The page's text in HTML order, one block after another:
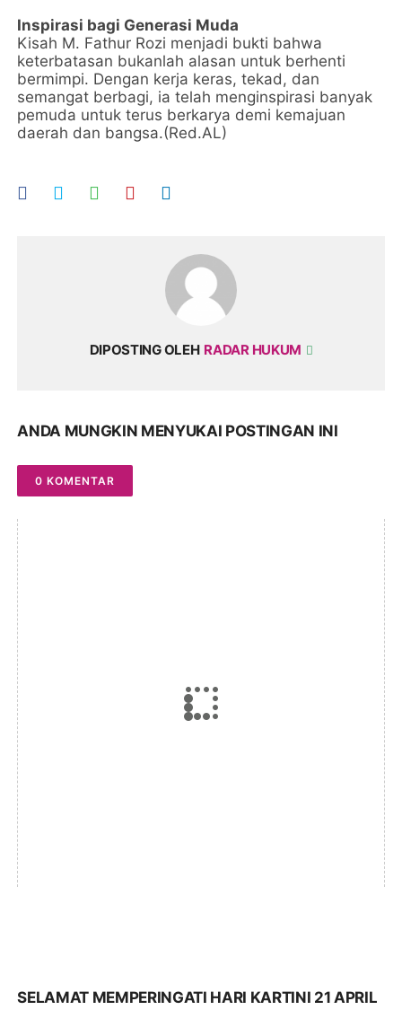
Inspirasi bagi Generasi Muda
Kisah M. Fathur Rozi menjadi bukti bahwa
keterbatasan bukanlah alasan untuk berhenti
bermimpi. Dengan kerja keras, tekad, dan
semangat berbagi, ia telah menginspirasi banyak
pemuda untuk terus berkarya demi kemajuan
daerah dan bangsa.(Red.AL)
DIPOSTING OLEH RADAR HUKUM
ANDA MUNGKIN MENYUKAI POSTINGAN INI
0 KOMENTAR
SELAMAT MEMPERINGATI HARI KARTINI 21 APRIL